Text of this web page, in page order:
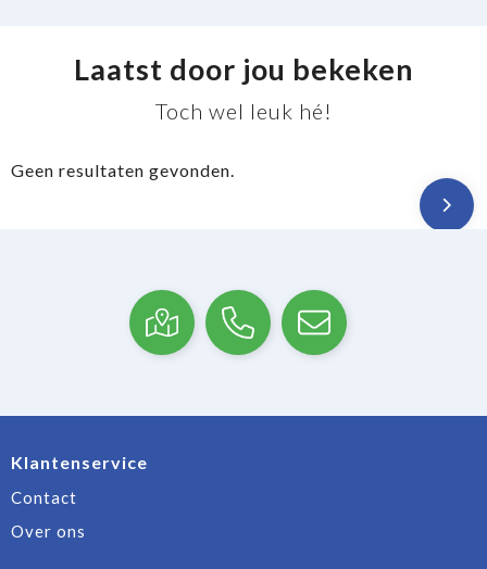
Laatst door jou bekeken
Toch wel leuk hé!
Geen resultaten gevonden.
Klantenservice
Contact
Over ons